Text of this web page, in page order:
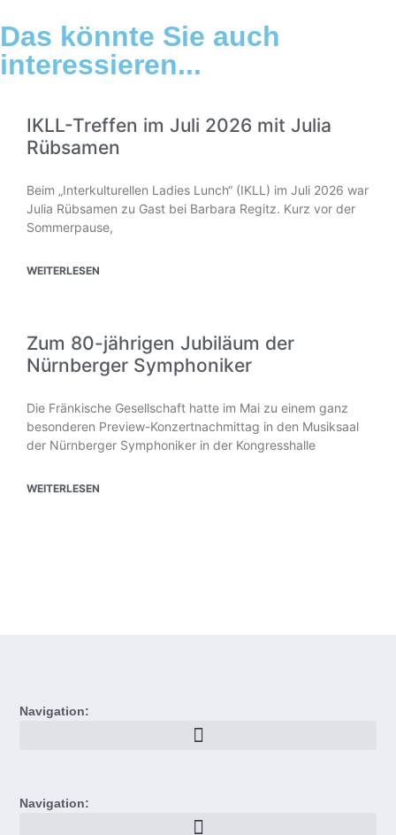
Das könnte Sie auch
interessieren...
IKLL-Treffen im Juli 2026 mit Julia
Rübsamen
Beim „Interkulturellen Ladies Lunch“ (IKLL) im Juli 2026 war
Julia Rübsamen zu Gast bei Barbara Regitz. Kurz vor der
Sommerpause,
WEITERLESEN
Zum 80-jährigen Jubiläum der
Nürnberger Symphoniker
Die Fränkische Gesellschaft hatte im Mai zu einem ganz
besonderen Preview-Konzertnachmittag in den Musiksaal
der Nürnberger Symphoniker in der Kongresshalle
WEITERLESEN
Navigation:
Navigation: